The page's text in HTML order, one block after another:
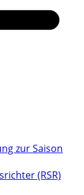
zur Saison
(RSR)